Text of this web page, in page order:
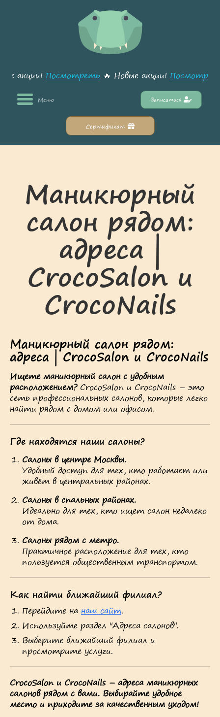
акции! Посмотреть🔥 Новые акции!
Меню Записаться
Сертификат
Маникюрный
салон рядом:
адреса |
CrocoSalon и
CrocoNails
Маникюрный салон рядом:
адреса | CrocoSalon и CrocoNails
Ищете маникюрный салон с удобным
расположением?CrocoSalon и CrocoNails – это
сеть профессиональных салонов, которые легко
найти рядом с домом или офисом.
Где находятся наши салоны?
Салоны в центре Москвы.
Удобный доступ для тех, кто работает или
живёт в центральных районах.
Салоны в спальных районах.
Идеально для тех, кто ищет салон недалеко
от дома.
Салоны рядом с метро.
Практичное расположение для тех, кто
пользуется общественным транспортом.
Как найти ближайший филиал?
Перейдите на наш сайт.
Используйте раздел "Адреса салонов".
Выберите ближайший филиал и
просмотрите услуги.
CrocoSalon и CrocoNails – адреса маникюрных
салонов рядом с вами. Выбирайте удобное
место и приходите за качественным уходом!